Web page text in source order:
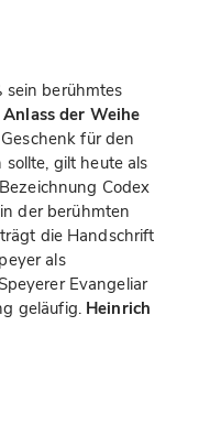
sein berühmtes
Anlass der Weihe
für den
gilt heute als
Codex
der berühmten
die Handschrift
als
Evangeliar
geläufig. Heinrich